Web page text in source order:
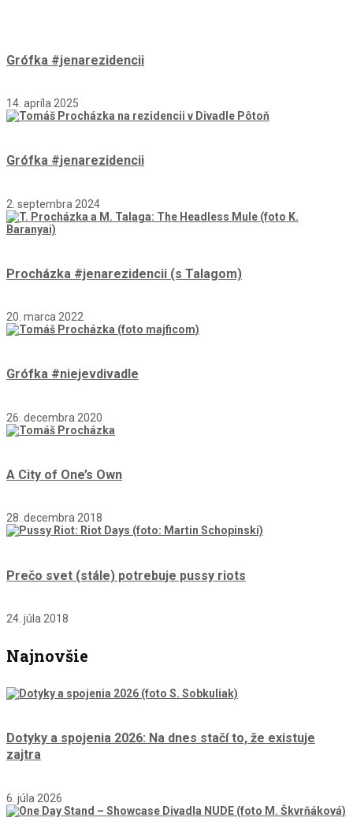
Grófka #jenarezidencii
14. apríla 2025
Grófka #jenarezidencii
2. septembra 2024
Procházka #jenarezidencii (s Talagom)
20. marca 2022
Grófka #niejevdivadle
26. decembra 2020
A City of One’s Own
28. decembra 2018
Prečo svet (stále) potrebuje pussy riots
24. júla 2018
Najnovšie
Dotyky a spojenia 2026: Na dnes stačí to, že existuje
zajtra
6. júla 2026